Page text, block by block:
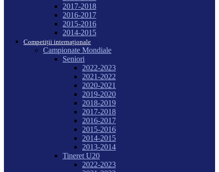
2017-2018
2016-2017
2015-2016
2014-2015
Competiții internaționale
Campionate Mondiale
Seniori
2022-2023
2021-2022
2020-2021
2019-2020
2018-2019
2017-2018
2016-2017
2015-2016
2014-2015
2013-2014
Tineret U20
2022-2023